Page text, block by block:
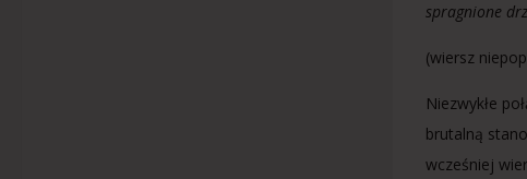
spragnione
(wiersz
Niezwykłe
brutalną
wcześniej